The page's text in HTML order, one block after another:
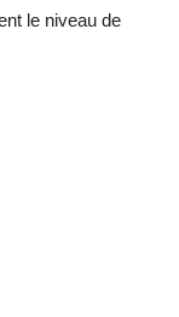
le niveau de